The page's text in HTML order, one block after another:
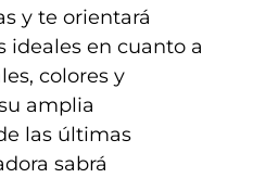
y te orientará
ideales en cuanto a
colores y
amplia
las últimas
sabrá